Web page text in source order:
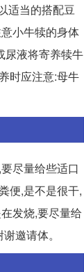
适当的搭配豆
小牛犊的身体
尿液将寄养犊牛
时应注意:母牛
尽量给些适口
便,是不是很干,
发烧,要尽量给
邀请体。